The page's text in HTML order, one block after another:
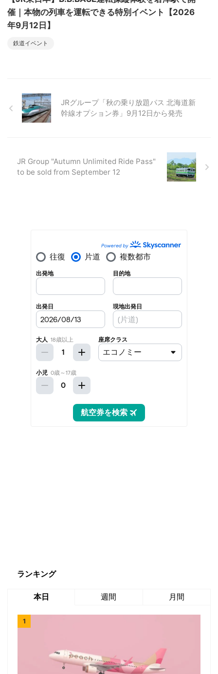
催｜本物の列車を運転できる特別イベント【2026
年9月12日】
鉄道イベント
JRグループ「秋の乗り放題パス 北海道新
幹線オプション券」9月12日から発売
JR Group "Autumn Unlimited Ride Pass"
to be sold from September 12
ランキング
本日 週間 月間